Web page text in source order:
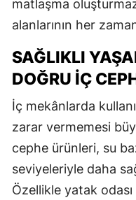
matlaşma
alanlarının her
SAĞLIKLI
DOĞRU İÇ
İç mekânlarda
zarar vermemesi
cephe ürünleri, su
seviyeleriyle daha
Özellikle yatak